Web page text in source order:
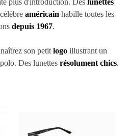
plus d'introduction. Des lunettes
américain habille toutes les
depuis 1967.
son petit logo illustrant un
Des lunettes résolument chics.